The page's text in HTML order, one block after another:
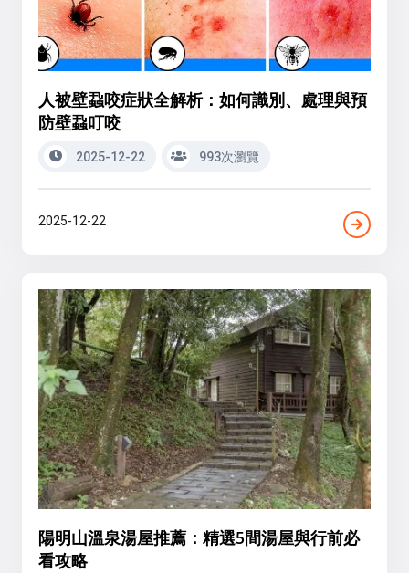
人被壁蝨咬症狀全解析：如何識別、處理與預
防壁蝨叮咬
2025-12-22 993次瀏覽
2025-12-22
陽明山溫泉湯屋推薦：精選5間湯屋與行前必
看攻略